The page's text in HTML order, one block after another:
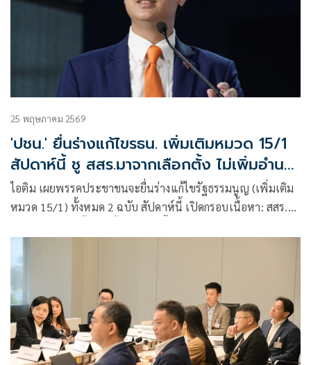
25 พฤษภาคม 2569
'ปชน.' ยื่นร่างแก้ไขรธน. เพิ่มเติมหมวด 15/1
สัปดาห์นี้ ชู สสร.มาจากเลือกตั้ง ไม่เพิ่มอำนาจ
พิเศษ สว.
ไอติม เผยพรรคประชาชนจะยื่นร่างแก้ไขรัฐธรรมนูญ (เพิ่มเติม
หมวด 15/1) ทั้งหมด 2 ฉบับ สัปดาห์นี้ เปิดกรอบเนื้อหา: สสร.